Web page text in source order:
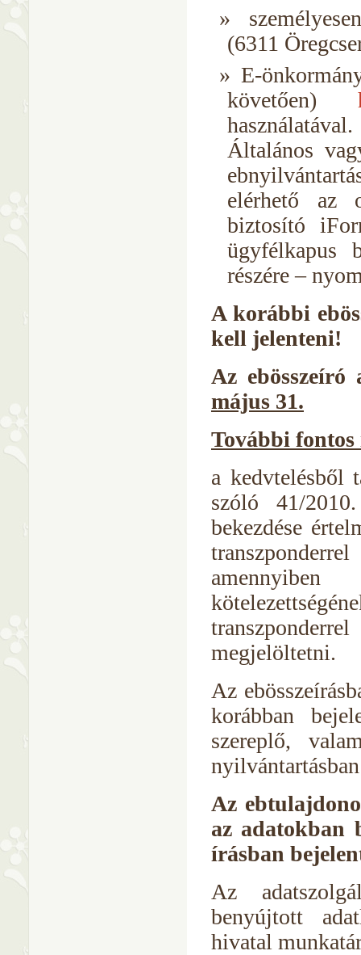
(6311
E-
követően)
Általános
elérhető az
biztosító
ügyfélkapus
részére –
A korábbi
kell jelenteni!
Az ebösszeíró
május 31.
További
a kedvtelésből
szóló 41/
bekezdése
megjelöltetni.
Az
korábban
szereplő,
Az
az adatokban
írásban
Az
benyújtott
hivatal